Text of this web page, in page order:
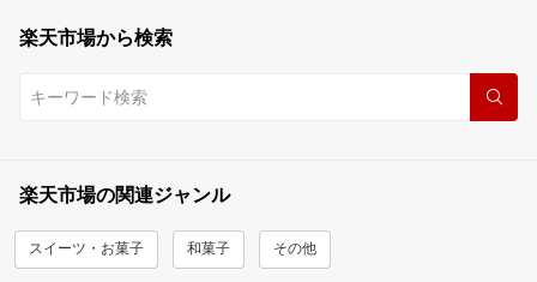
楽天市場から検索
楽天市場の関連ジャンル
スイーツ・お菓子 和菓子 その他